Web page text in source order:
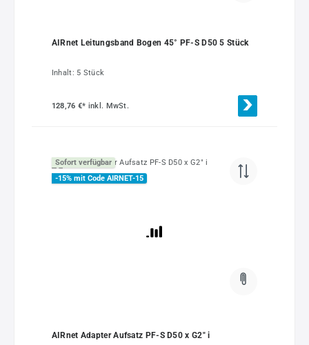
AIRnet Leitungsband Bogen 45° PF-S D50 5 Stück
Inhalt: 5 Stück
128,76 €* inkl. MwSt.
Sofort verfügbar
-15% mit Code AIRNET-15
AIRnet Adapter Aufsatz PF-S D50 x G2" i